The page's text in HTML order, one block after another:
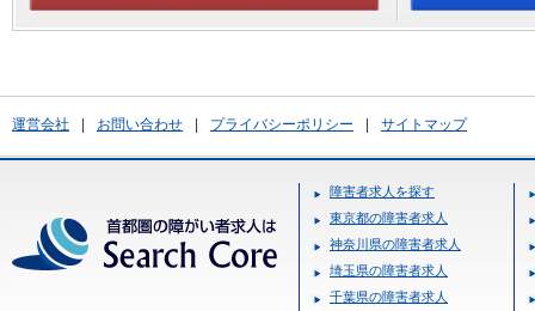
運営会社 お問い合わせ プライバシーポリシー サイトマップ
障害者求人を探す
東京都の障害者求人
神奈川県の障害者求人
埼玉県の障害者求人
千葉県の障害者求人